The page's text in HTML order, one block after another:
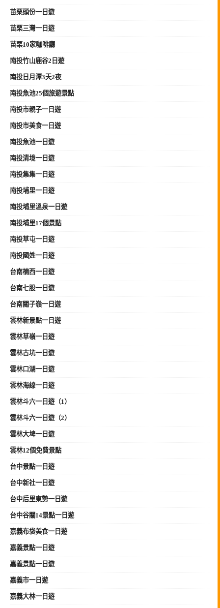
苗栗頭份一日遊
苗栗三灣一日遊
苗栗10家咖啡廳
南投竹山鹿谷2日遊
南投日月潭3天2夜
南投魚池25個旅遊景點
南投市親子一日遊
南投市美食一日遊
南投魚池一日遊
南投清境一日遊
南投集集一日遊
南投埔里一日遊
南投埔里溫泉一日遊
南投埔里17個景點
南投草屯一日遊
南投國姓一日遊
台南楠西一日遊
台南七股一日遊
台南關子嶺一日遊
雲林新景點一日遊
雲林草嶺一日遊
雲林古坑一日遊
雲林口湖一日遊
雲林海線一日遊
雲林斗六一日遊（1）
雲林斗六一日遊（2）
雲林大埤一日遊
雲林12個免費景點
台中景點一日遊
台中新社一日遊
台中后里東勢一日遊
台中谷關14景點一日遊
嘉義布袋美食一日遊
嘉義景點一日遊
嘉義景點一日遊
嘉義市一日遊
嘉義大林一日遊